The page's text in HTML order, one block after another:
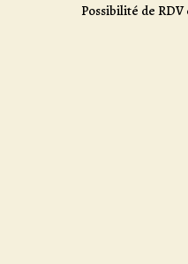
Possibilité de RDV